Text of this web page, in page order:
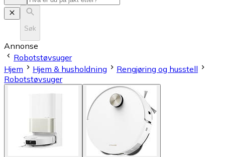
Søk
Annonse
Robotstøvsuger
Hjem
Hjem & husholdning
Rengjøring og husstell
Robotstøvsuger